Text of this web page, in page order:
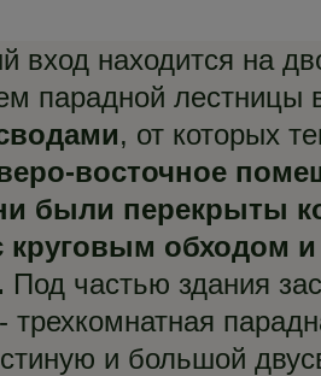
вход находится на
парадной лестницы
, от которых
восточное
были перекрыты
обходом
Под частью здания
трехкомнатная
и большой